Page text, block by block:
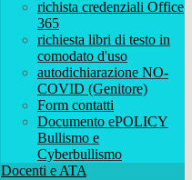
richista credenziali Office
365
richiesta libri di testo in
comodato d'uso
autodichiarazione NO-
COVID (Genitore)
Form contatti
Documento ePOLICY
Bullismo e
Cyberbullismo
Docenti e ATA